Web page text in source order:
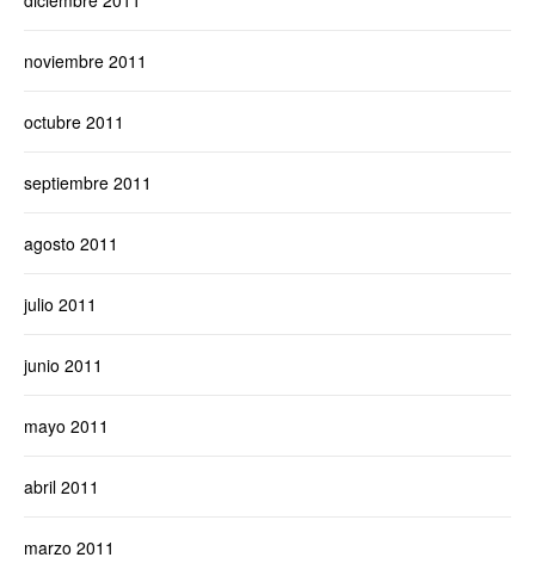
noviembre 2011
octubre 2011
septiembre 2011
agosto 2011
julio 2011
junio 2011
mayo 2011
abril 2011
marzo 2011